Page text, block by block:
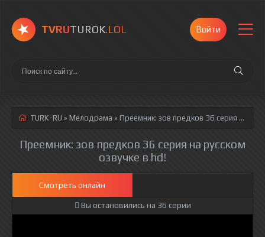
TVRUTUROK.LOL Войти
TURK-RU » Мелодрама » Преемник: зов предков 36 серия
Преемник: зов предков 36 серия на русском
озвучке в hd!
Смотреть онлайн
Вы остановились на 36 серии